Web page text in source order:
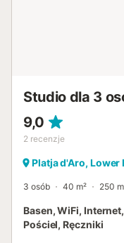
Studio dla 3
9,0
2 recenzje
Platja d'Aro, Lower
3 osób 40 m² 250
Basen, WiFi,
Pościel, Ręczniki